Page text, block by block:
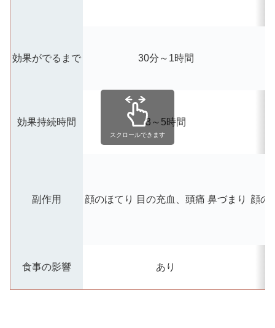
効果がでるまで 30分～1時間
効果持続時間 3～5時間
副作用 顔のほてり 目の充血、頭痛 鼻づまり 顔の
食事の影響 あり
スクロールできます